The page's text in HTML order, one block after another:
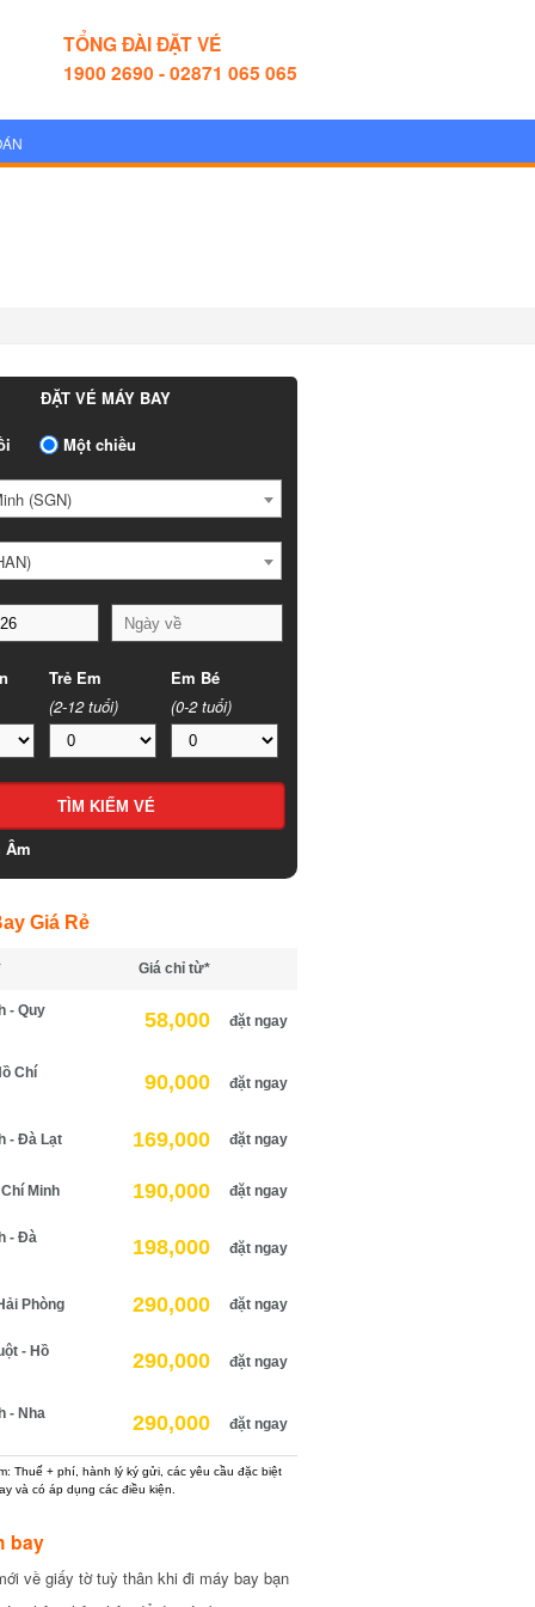
TỔNG ĐÀI ĐẶT VÉ
1900 2690 - 02871 065 065
ĐẶT VÉ MÁY BAY
Một chiều
(SGN)
Trẻ Em
(2-12 tuổi)
Em Bé
(0-2 tuổi)
Âm
Giá Rẻ
Giá chỉ từ*
- Quy 58,000 đặt ngay
Chí 90,000 đặt ngay
- Đà Lạt 169,000 đặt ngay
Minh 190,000 đặt ngay
- Đà 198,000 đặt ngay
Phòng 290,000 đặt ngay
- Hồ 290,000 đặt ngay
- Nha 290,000 đặt ngay
Thuế + phí, hành lý ký gửi, các yêu cầu đặc biệt
và có áp dụng các điều kiện.
bay
về giấy tờ tuỳ thân khi đi máy bay bạn